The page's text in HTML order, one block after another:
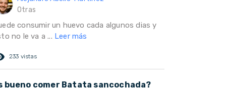
Otras
consumir un huevo cada algunos dias y
no le va a ... Leer más
233 vistas
bueno comer Batata sancochada?